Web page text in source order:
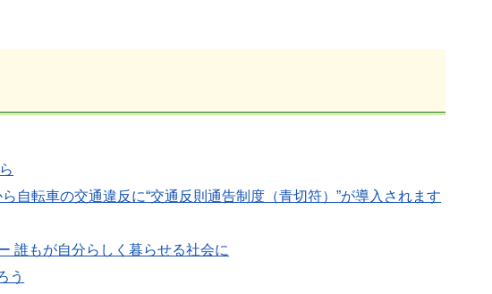
転車の交通違反に“交通反則通告制度（青切符）”が導入されます
誰もが自分らしく暮らせる社会に
う